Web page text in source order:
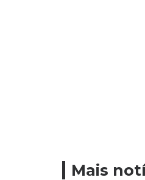
Mais